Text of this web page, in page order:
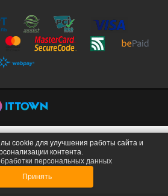
cookie для улучшения работы сайта и
контента.
персональных данных
Принять